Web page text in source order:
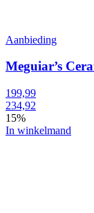
Aanbieding
Meguiar’s
199,99
234,92
15%
In winkelmand